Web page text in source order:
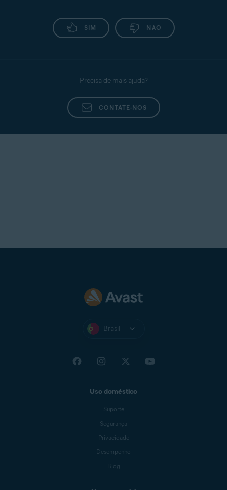
SIM NÃO
Precisa de mais ajuda?
CONTATE-NOS
Brasil
Uso doméstico
Suporte
Segurança
Privacidade
Desempenho
Blog